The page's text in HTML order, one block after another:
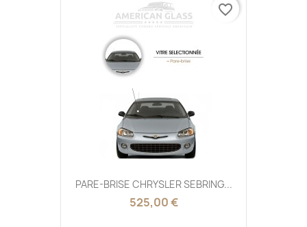
PARE-BRISE CHRYSLER SEBRING...
525,00 €
favorite_border